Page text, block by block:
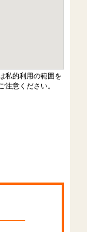
私的利用の範囲を
意ください。